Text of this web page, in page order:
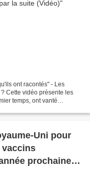
ont racontés" - Les
Cette vidéo présente les
temps, ont vanté
Uni pour
vaccins
prochaine